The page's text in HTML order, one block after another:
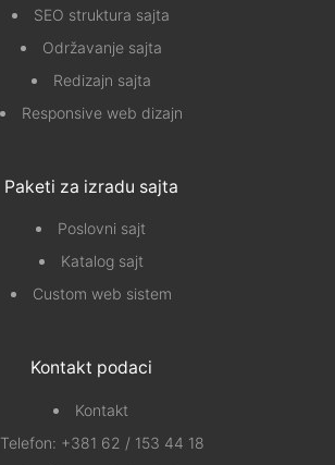
SEO struktura sajta
Održavanje sajta
Redizajn sajta
Responsive web dizajn
Paketi za izradu sajta
Poslovni sajt
Katalog sajt
Custom web sistem
Kontakt podaci
Kontakt
Telefon: +381 62 / 153 44 18